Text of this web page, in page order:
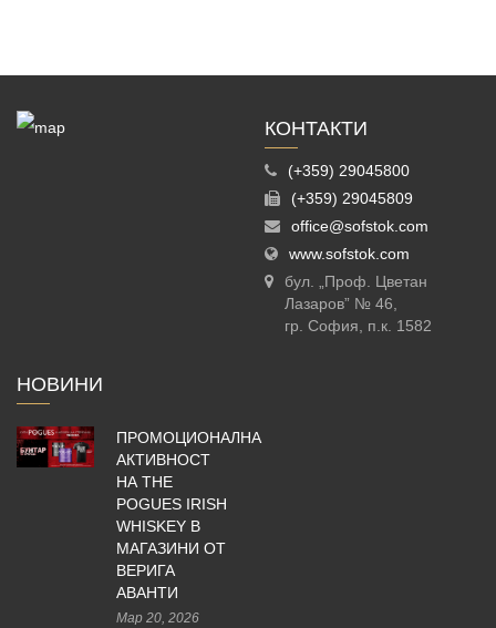
КОНТАКТИ
(+359) 29045800
(+359) 29045809
office@sofstok.com
www.sofstok.com
бул. „Проф. Цветан
Лазаров” № 46,
гр. София, п.к. 1582
НОВИНИ
ПРОМОЦИОНАЛНА
АКТИВНОСТ
НА THE
POGUES IRISH
WHISKEY В
МАГАЗИНИ ОТ
ВЕРИГА
АВАНТИ
Мар 20, 2026